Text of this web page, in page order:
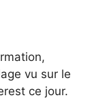
vu sur le
ce jour.